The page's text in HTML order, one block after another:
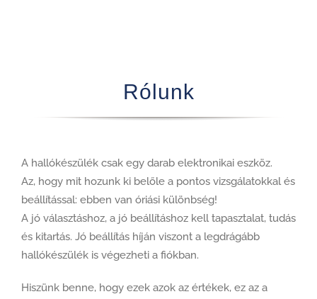
Rólunk
A hallókészülék csak egy darab elektronikai eszköz.
Az, hogy mit hozunk ki belőle a pontos vizsgálatokkal és
beállítással: ebben van óriási különbség!
A jó választáshoz, a jó beállításhoz kell tapasztalat, tudás
és kitartás. Jó beállítás híján viszont a legdrágább
hallókészülék is végezheti a fiókban.
Hiszünk benne, hogy ezek azok az értékek, ez az a